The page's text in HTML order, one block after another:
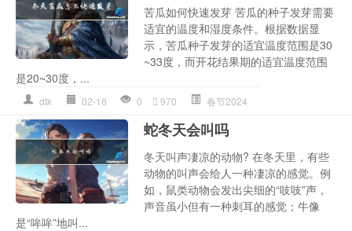
苦瓜如何快速发芽 苦瓜的种子发芽需要
适宜的温度和湿度条件。根据数据显
示，苦瓜种子发芽的适宜温度范围是30
~33度，而开花结果期的适宜温度范围
是20~30度，...
dtk 02-16 0 970 春节2024
蛇冬天会叫吗
冬天叫声凄凉的动物? 在冬天里，有些
动物的叫声会给人一种凄凉的感觉。例
如，鼠类动物会发出尖细的“吱吱”声，
声音虽小但有一种刺耳的感觉；牛像
是“哞哞”地叫...